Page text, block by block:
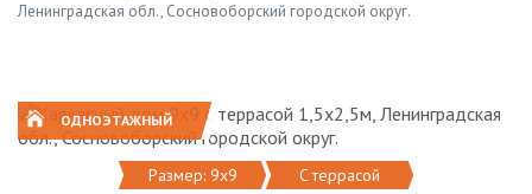
Ленинградская обл., Сосновоборский городской округ.
ОДНОЭТАЖНЫЙ
Размер: 9х9 C террасой